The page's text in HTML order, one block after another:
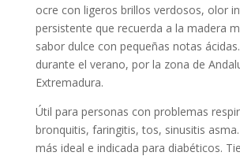
ocre con ligeros brillos verdosos, olor
persistente que recuerda a la madera
sabor dulce con pequeñas notas
durante el verano, por la zona de
Extremadura.
Útil para personas con problemas
bronquitis, faringitis, tos, sinusitis
más ideal e indicada para diabéticos.